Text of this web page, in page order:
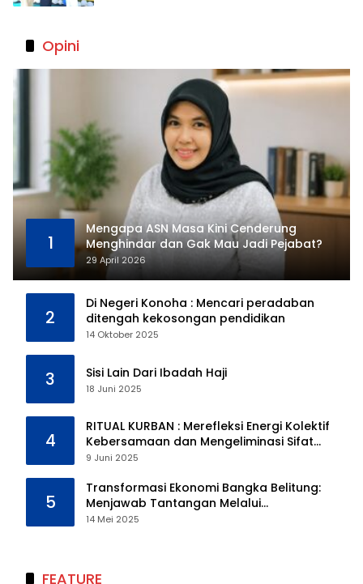
Opini
1
Mengapa ASN Masa Kini Cenderung
Menghindar dan Gak Mau Jadi Pejabat?
29 April 2026
2
Di Negeri Konoha : Mencari peradaban
ditengah kekosongan pendidikan
14 Oktober 2025
3 Sisi Lain Dari Ibadah Haji
18 Juni 2025
4
RITUAL KURBAN : Merefleksi Energi Kolektif
Kebersamaan dan Mengeliminasi Sifat
Kebinatangan Manusia
9 Juni 2025
5
Transformasi Ekonomi Bangka Belitung:
Menjawab Tantangan Melalui
Pengelolaan Sumber Daya Alam yang
14 Mei 2025
FEATURE